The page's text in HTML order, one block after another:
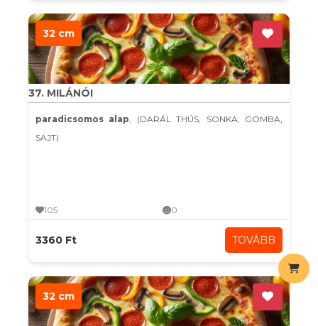
32 cm
37. MILÁNÓI
paradicsomos alap, (DARÁL THÚS, SONKA, GOMBA,
SAJT)
105 0
3360 Ft TOVÁBB
32 cm